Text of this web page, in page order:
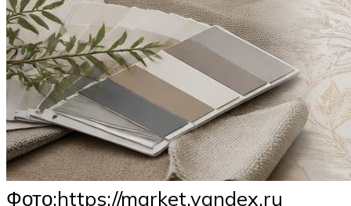
Фото:https://market.yandex.ru